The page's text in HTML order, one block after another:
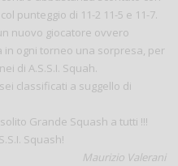
punteggio di 11-2 11-5 e 11-7.
nuovo giocatore ovvero
in ogni torneo una sorpresa, per
di A.S.S.I. Squah.
classificati a suggello di
Grande Squash a tutti !!!
Squash!
Maurizio Valerani